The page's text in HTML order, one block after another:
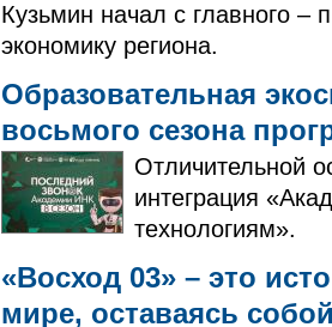
Кузьмин начал с главного –
экономику региона.
Образовательная
восьмого сезона
Отличительной
интеграция
технологиям».
«Восход 03» – это
мире, оставаясь